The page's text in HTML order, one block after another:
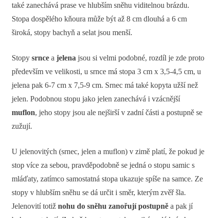
také zanechává prase ve hlubším sněhu viditelnou brázdu.
Stopa dospělého kňoura může být až 8 cm dlouhá a 6 cm
široká, stopy bachyň a selat jsou menší.
Stopy srnce a jelena jsou si velmi podobné, rozdíl je zde proto
především ve velikosti, u srnce má stopa 3 cm x 3,5-4,5 cm, u
jelena pak 6-7 cm x 7,5-9 cm. Srnec má také kopyta užší než
jelen. Podobnou stopu jako jelen zanechává i vzácnější
muflon, jeho stopy jsou ale nejširší v zadní části a postupně se
zužují.
U jelenovitých (srnec, jelen a muflon) v zimě platí, že pokud je
stop více za sebou, pravděpodobně se jedná o stopu samic s
mláďaty, zatímco samostatná stopa ukazuje spíše na samce. Ze
stopy v hlubším sněhu se dá určit i směr, kterým zvěř šla.
Jelenovití totiž nohu do sněhu zanořují postupně a pak jí